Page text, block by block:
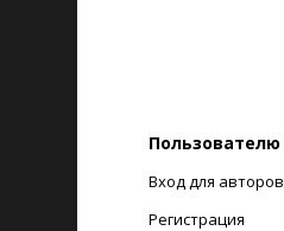
Пользователю
Вход для авторов
Регистрация